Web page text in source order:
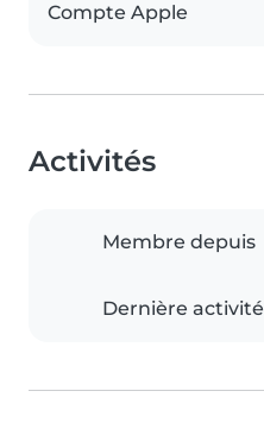
Compte Apple
Activités
Membre depuis
Dernière activité